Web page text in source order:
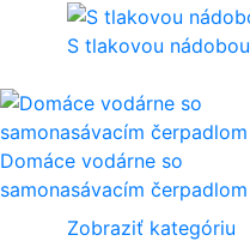
S tlakovou nádobou
Domáce vodárne so
samonasávacím čerpadlom
Zobraziť kategóriu